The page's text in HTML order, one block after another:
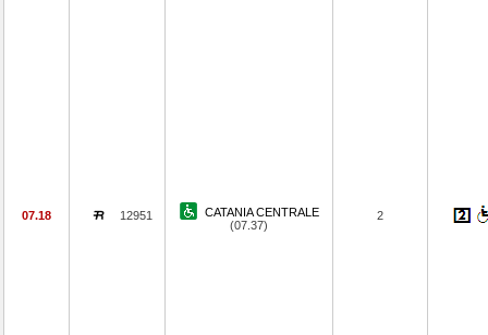
07.18 12951
CATANIA CENTRALE
(07.37)
2